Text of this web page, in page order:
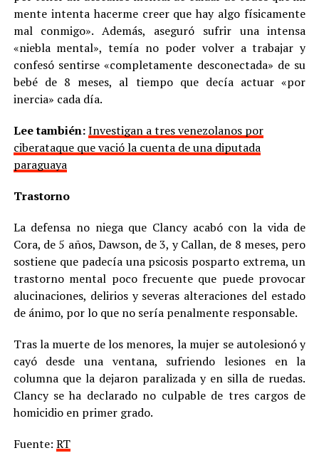
mente intenta hacerme creer que hay algo físicamente
mal conmigo». Además, aseguró sufrir una intensa
«niebla mental», temía no poder volver a trabajar y
confesó sentirse «completamente desconectada» de su
bebé de 8 meses, al tiempo que decía actuar «por
inercia» cada día.
Lee también:Investigan a tres venezolanos por
ciberataque que vació la cuenta de una diputada
paraguaya
Trastorno
La defensa no niega que Clancy acabó con la vida de
Cora, de 5 años, Dawson, de 3, y Callan, de 8 meses, pero
sostiene que padecía una psicosis posparto extrema, un
trastorno mental poco frecuente que puede provocar
alucinaciones, delirios y severas alteraciones del estado
de ánimo, por lo que no sería penalmente responsable.
Tras la muerte de los menores, la mujer se autolesionó y
cayó desde una ventana, sufriendo lesiones en la
columna que la dejaron paralizada y en silla de ruedas.
Clancy se ha declarado no culpable de tres cargos de
homicidio en primer grado.
Fuente: RT